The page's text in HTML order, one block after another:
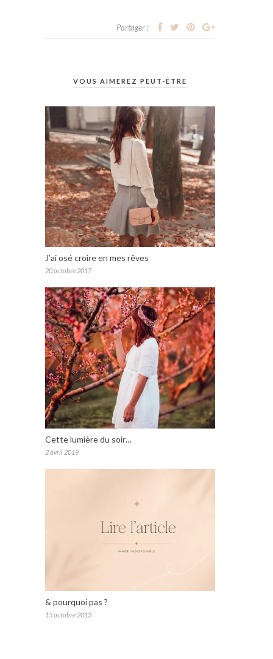
Partager :
VOUS AIMEREZ PEUT-ÊTRE
J’ai osé croire en mes rêves
20 octobre 2017
Cette lumière du soir…
2 avril 2019
& pourquoi pas ?
15 octobre 2013